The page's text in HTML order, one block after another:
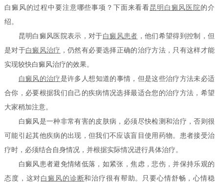
白癜风的过程中要注意哪些事项？下面来看看昆明白癜风医院的介
绍。
昆明白癜风医院表示，对于白癜风患者 ，他们希望得到控制，但
是对于白癜风治疗 ，仍然有必要选择正确的治疗方法，只有这样才能
实现较快白癜风治疗的效果。
白癜风的治疗是许多人想知道的事情，但是这些治疗方法未必适
合你，必要根据我们自己的疾病情况选择最适合您的治疗方法，希望
大家稍加注意。
白癜风是一种非常有害的皮肤病，必须尽快检测和治疗，否则很
可能引起其他疾病的出现，但我们不应该盲目使用药物。患者接受治
疗时，必须结合自身情况，并根据实际情况进行具体治疗。
白癜风患者避免情绪低落，如紧张，焦虑，悲伤，并保持乐观的
态度，这对白癜风的诊断和治疗很有帮助。只要心情舒畅，心情稳